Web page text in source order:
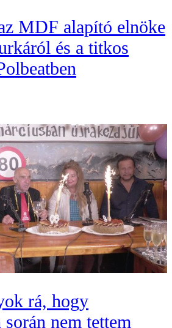
MDF alapító elnöke
és a titkos
rá, hogy
nem tettem